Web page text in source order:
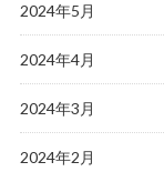
2024年5月
2024年4月
2024年3月
2024年2月